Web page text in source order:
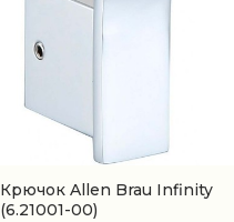
Крючок Allen Brau Infinity
(6.21001-00)